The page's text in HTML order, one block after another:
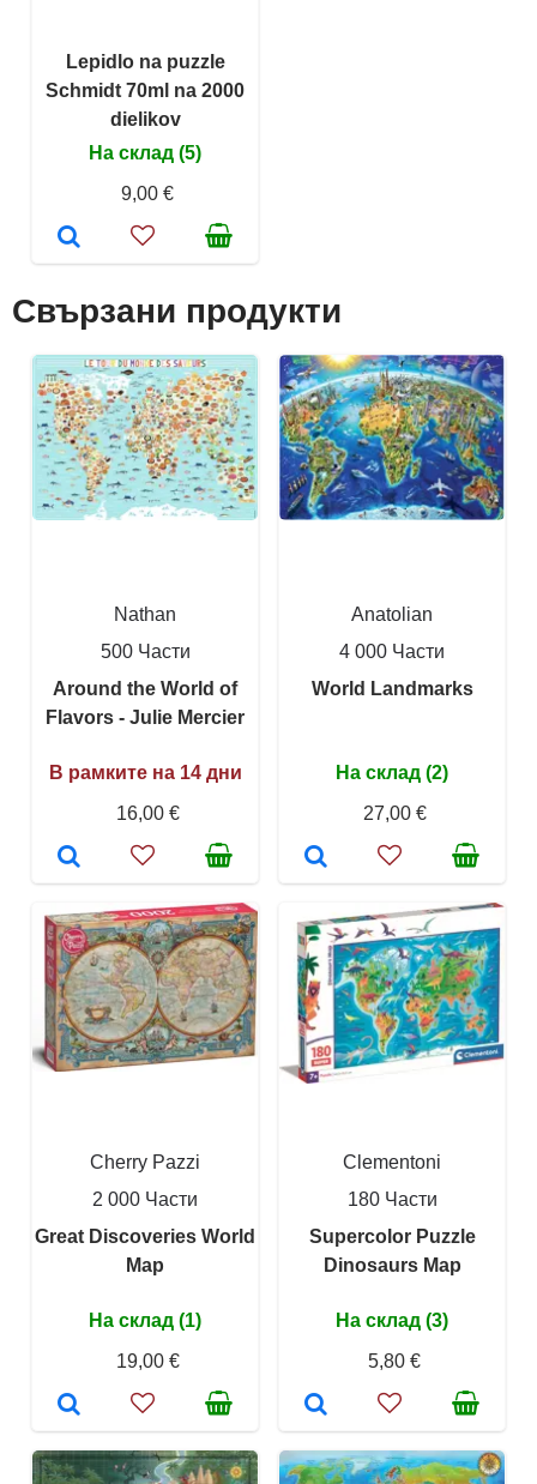
Lepidlo na puzzle
Schmidt 70ml na 2000
dielikov
На склад (5)
9,00 €
Свързани продукти
Nathan
500 Части
Around the World of
Flavors - Julie Mercier
В рамките на 14 дни
16,00 €
Anatolian
4 000 Части
World Landmarks
На склад (2)
27,00 €
Cherry Pazzi
2 000 Части
Great Discoveries World
Map
На склад (1)
19,00 €
Clementoni
180 Части
Supercolor Puzzle
Dinosaurs Map
На склад (3)
5,80 €